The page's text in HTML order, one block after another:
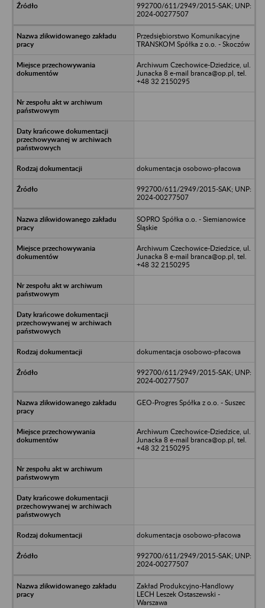
992700/611/2949/2015-SAK; UNP:
2024-00277507
Przedsiębiorstwo Komunikacyjne
TRANSKOM Spółka z o.o. - Skoczów
Archiwum Czechowice-Dziedzice, ul.
Junacka 8 e-mail branca@op.pl, tel.
+48 32 2150295
dokumentacja osobowo-płacowa
992700/611/2949/2015-SAK; UNP:
2024-00277507
SOPRO Spółka o.o. - Siemianowice
Śląskie
Archiwum Czechowice-Dziedzice, ul.
Junacka 8 e-mail branca@op.pl, tel.
+48 32 2150295
dokumentacja osobowo-płacowa
992700/611/2949/2015-SAK; UNP:
2024-00277507
GEO-Progres Spółka z o.o. - Suszec
Archiwum Czechowice-Dziedzice, ul.
Junacka 8 e-mail branca@op.pl, tel.
+48 32 2150295
dokumentacja osobowo-płacowa
992700/611/2949/2015-SAK; UNP:
2024-00277507
Zakład Produkcyjno-Handlowy
LECH Leszek Ostaszewski -
Warszawa